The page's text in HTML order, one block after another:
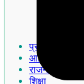
प्रमुख खबरे
आदिवासी
राजनीति
शिक्षा